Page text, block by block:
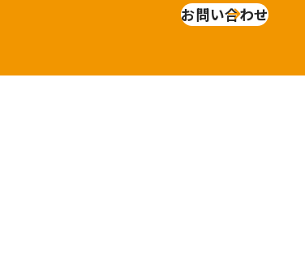
お問い合わせ